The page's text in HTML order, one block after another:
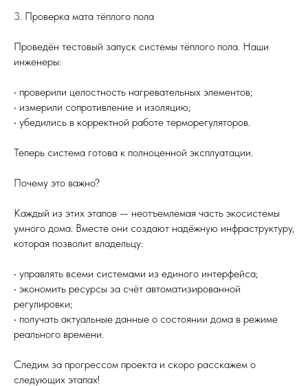
3. Проверка мата тёплого пола
Проведён тестовый запуск системы тёплого пола. Наши
инженеры:
• проверили целостность нагревательных элементов;
• ⁠измерили сопротивление и изоляцию;
• ⁠убедились в корректной работе терморегуляторов.
Теперь система готова к полноценной эксплуатации.
Почему это важно?
Каждый из этих этапов — неотъемлемая часть экосистемы
умного дома. Вместе они создают надёжную инфраструктуру,
которая позволит владельцу:
• управлять всеми системами из единого интерфейса;
• ⁠экономить ресурсы за счёт автоматизированной
регулировки;
• ⁠получать актуальные данные о состоянии дома в режиме
реального времени.
Следим за прогрессом проекта и скоро расскажем о
следующих этапах!